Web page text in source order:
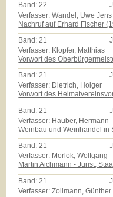
Band:22
Verfasser: Wandel, Uwe Jens
Nachruf auf Erhard Fischer
Band: 21
Verfasser: Klopfer, Matthias
Vorwort des
Band:21
Verfasser: Dietrich, Holger
Vorwort des
Band: 21
Verfasser: Hauber, Hermann
Weinbau und Weinhandel in
Band:21
Verfasser: Morlok, Wolfgang
Martin Aichmann - Jurist,
Band: 21
Verfasser: Zollmann, Günther